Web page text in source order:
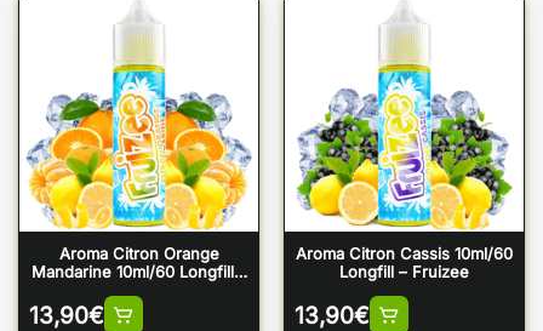
Aroma Citron Orange
Mandarine 10ml/60 Longfill –
13,90€
Aroma Citron Cassis 10ml/60
Longfill – Fruizee
13,90€